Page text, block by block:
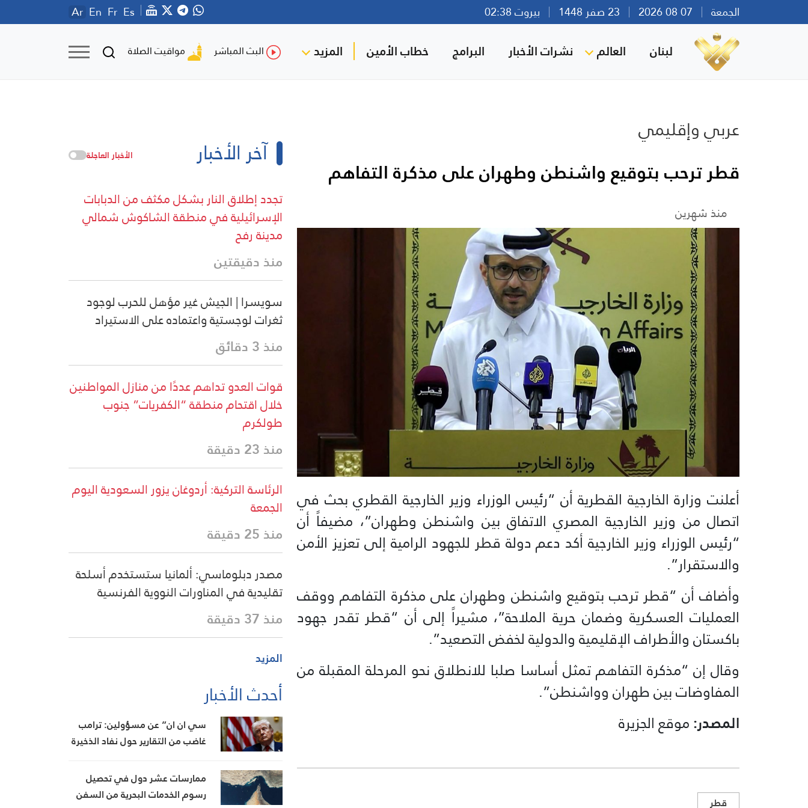
الجمعة بيروت 02:38 Ar En Fr Es
لبنان العالم نشرات الأخبار البرامج خطاب الأمين المزيد البث المباشر مواقيت الصلاة
عربي وإقليمي
قطر ترحب بتوقيع واشنطن وطهران على مذكرة التفاهم
منذ شهرين
أعلنت وزارة الخارجية القطرية أن “رئيس الوزراء وزير الخارجية القطري بحث في
اتصال من وزير الخارجية المصري الاتفاق بين واشنطن وطهران”، مضيفاً أن
“رئيس الوزراء وزير الخارجية أكد دعم دولة قطر للجهود الرامية إلى تعزيز الأمن
والاستقرار”.
وأضاف أن “قطر ترحب بتوقيع واشنطن وطهران على مذكرة التفاهم ووقف
العمليات العسكرية وضمان حرية الملاحة”، مشيراً إلى أن “قطر تقدر جهود
باكستان والأطراف الإقليمية والدولية لخفض التصعيد”.
وقال إن “مذكرة التفاهم تمثل أساسا صلبا للانطلاق نحو المرحلة المقبلة من
المفاوضات بين طهران وواشنطن”.
المصدر:موقع الجزيرة
قطر
آخر الأخبار الأخبار العاجلة
تجدد إطلاق النار بشكل مكثف من الدبابات
الإسرائيلية في منطقة الشاكوش شمالي
مدينة رفح
منذ دقيقتين
سويسرا | الجيش غير مؤهل للحرب لوجود
ثغرات لوجستية واعتماده على الاستيراد
منذ 3 دقائق
قوات العدو تداهم عددًا من منازل المواطنين
خلال اقتحام منطقة “الكفريات” جنوب
طولكرم
منذ 23 دقيقة
الرئاسة التركية: أردوغان يزور السعودية اليوم
الجمعة
منذ 25 دقيقة
مصدر دبلوماسي: ألمانيا ستستخدم أسلحة
تقليدية في المناورات النووية الفرنسية
منذ 37 دقيقة
المزيد
أحدث الأخبار
سي ان ان” عن مسؤولين: ترامب
غاضب من التقارير حول نفاد الذخيرة
المفاوضات
ممارسات عشر دول في تحصيل
رسوم الخدمات البحرية من السفن